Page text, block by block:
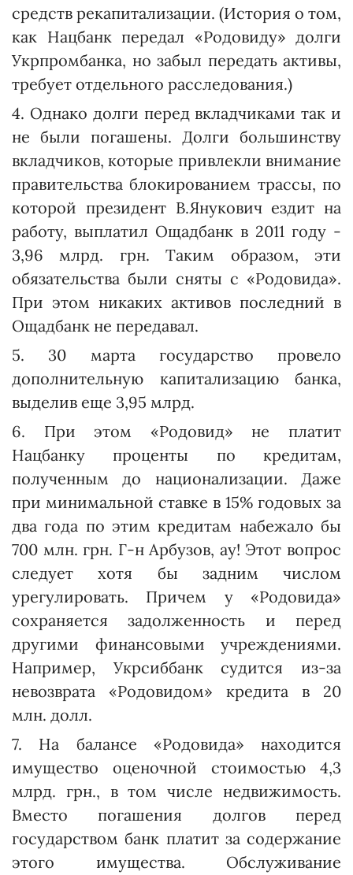
средств рекапитализации. (Ис­то­рия о том,
как Нацбанк передал «Родовиду» долги
Укр­пром­банка, но забыл передать активы,
требует отдельного расследования.)
4. Однако долги перед вкладчиками так и
не были погашены. Долги большинству
вкладчиков, которые привлекли внимание
правительства блокированием трассы, по
которой президент В.Янукович ездит на
работу, выплатил Ощадбанк в 2011 году -
3,96 млрд. грн. Таким образом, эти
обязательства были сняты с «Родовида».
При этом никаких активов последний в
Ощадбанк не передавал.
5. 30 марта государство провело
дополнительную капитализацию банка,
выделив еще 3,95 млрд.
6. При этом «Родовид» не платит
Нацбанку проценты по кредитам,
полученным до нацио­нализации. Даже
при минимальной ставке в 15% годовых за
два года по этим кредитам набежало бы
700 млн. грн. Г-н Арбузов, ау! Этот вопрос
следует хотя бы задним числом
урегулировать. Причем у «Родовида»
сохраняется задолженность и перед
другими финансовыми учреждениями.
Например, Укрсиббанк судится из-за
невозврата «Родови­дом» кредита в 20
млн. долл.
7. На балансе «Родовида» находится
имущество оценочной стоимостью 4,3
млрд. грн., в том числе недвижимость.
Вместо погашения долгов перед
государством банк платит за содержание
этого имущества. Обслуживание